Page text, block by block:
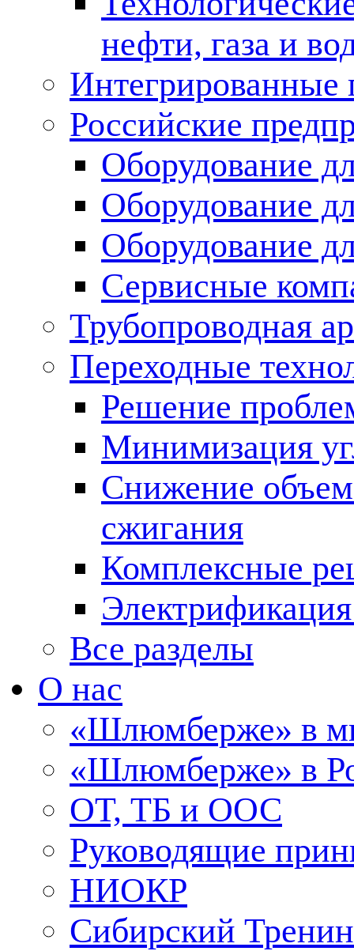
нефти, газа и
Российские
Оборудование
Оборудование
Оборудование
Сервисные
Трубопроводная
Переходные
Решение
Минимизация
Снижение
сжигания
Комплексные
Все разделы
О нас
«Шлюмберже» в
«Шлюмберже» в
ОТ, ТБ и ООС
Руководящие
НИОКР
Сибирский